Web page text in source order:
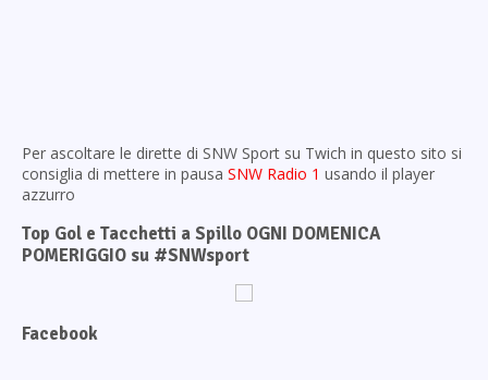
Per ascoltare le dirette di SNW Sport su Twich in questo sito si
consiglia di mettere in pausa SNW Radio 1 usando il player
azzurro
Top Gol e Tacchetti a Spillo OGNI DOMENICA
POMERIGGIO su #SNWsport
Facebook